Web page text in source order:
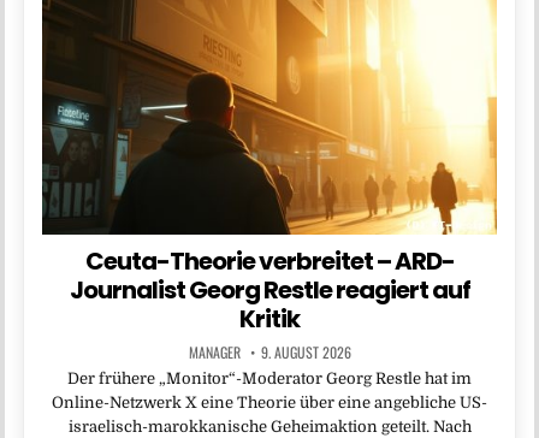
Ceuta-Theorie verbreitet – ARD-
Journalist Georg Restle reagiert auf
Kritik
MANAGER 9. AUGUST 2026
Der frühere „Monitor“-Moderator Georg Restle hat im
Online-Netzwerk X eine Theorie über eine angebliche US-
israelisch-marokkanische Geheimaktion geteilt. Nach